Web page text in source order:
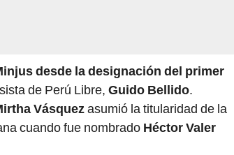
desde la designación del primer
de Perú Libre, Guido Bellido.
Vásquezasumió la titularidad de la
cuando fue nombrado Héctor Valer